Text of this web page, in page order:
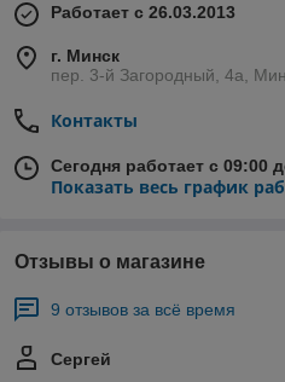
Работает с 26.03.2013
г. Минск
пер. 3-й Загородный, 4а,
Контакты
Сегодня работает с 09:00
Показать весь график
Отзывы о магазине
9 отзывов за всё время
Сергей